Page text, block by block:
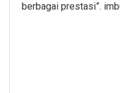
berbagai prestasi”.